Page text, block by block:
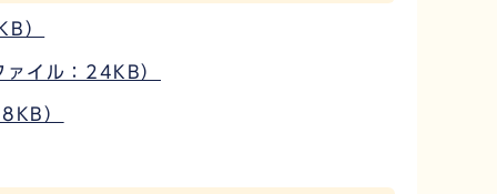
）
ァイル：24KB）
）